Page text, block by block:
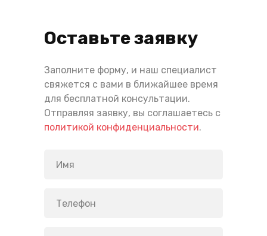
Оставьте заявку
Заполните форму, и наш специалист
свяжется с вами в ближайшее время
для бесплатной консультации.
Отправляя заявку, вы соглашаетесь с
политикой конфиденциальности.